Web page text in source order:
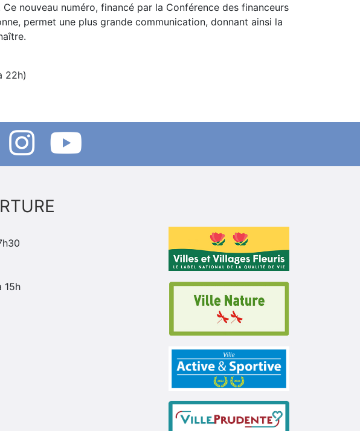
nouveau numéro, financé par la Conférence des financeurs
permet une plus grande communication, donnant ainsi la
22h)
15h